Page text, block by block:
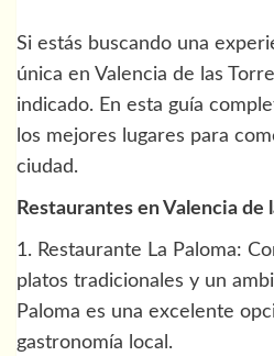
Si estás buscando una
única en Valencia de las
indicado. En esta guía
los mejores lugares para
ciudad.
Restaurantes en Valencia de
1. Restaurante La Paloma:
platos tradicionales y un
Paloma es una excelente
gastronomía local.